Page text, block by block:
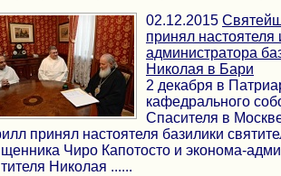
02.12.2015
принял настоятеля
администратора
Николая в Бари
2 декабря в
кафедрального
Спасителя в
принял настоятеля базилики
Чиро Капотосто и эконома-
Николая ......